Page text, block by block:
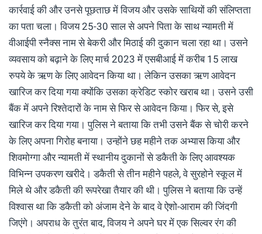
कार्रवाई की और उनसे पूछताछ में विजय और उसके साथियों की संलिप्तता
का पता चला। विजय 25-30 साल से अपने पिता के साथ न्यामती में
वीआईपी स्नैक्स नाम से बेकरी और मिठाई की दुकान चला रहा था। उसने
व्यवसाय को बढ़ाने के लिए मार्च 2023 में एसबीआई में करीब 15 लाख
रुपये के ऋण के लिए आवेदन किया था। लेकिन उसका ऋण आवेदन
खारिज कर दिया गया क्योंकि उसका क्रेडिट स्कोर खराब था। उसने उसी
बैंक में अपने रिश्तेदारों के नाम से फिर से आवेदन किया। फिर से, इसे
खारिज कर दिया गया। पुलिस ने बताया कि तभी उसने बैंक से चोरी करने
के लिए अपना गिरोह बनाया। उन्होंने छह महीने तक अभ्यास किया और
शिवमोग्गा और न्यामती में स्थानीय दुकानों से डकैती के लिए आवश्यक
विभिन्न उपकरण खरीदे। डकैती से तीन महीने पहले, वे सुरहोने स्कूल में
मिले थे और डकैती की रूपरेखा तैयार की थी। पुलिस ने बताया कि उन्हें
विश्वास था कि डकैती को अंजाम देने के बाद वे ऐशो-आराम की जिंदगी
जिएंगे। अपराध के तुरंत बाद, विजय ने अपने घर में एक सिल्वर रंग की